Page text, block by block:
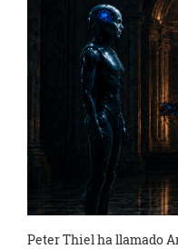
Peter Thiel ha llamado